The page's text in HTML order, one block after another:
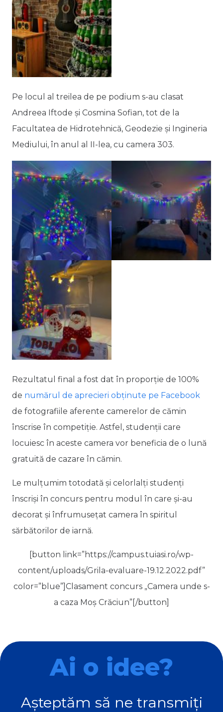
Pe locul al treilea de pe podium s-au clasat
Andreea Iftode și Cosmina Sofian, tot de la
Facultatea de Hidrotehnică, Geodezie și Ingineria
Mediului, în anul al II-lea, cu camera 303.
Rezultatul final a fost dat în proporție de 100%
de numărul de aprecieri obținute pe Facebook
de fotografiile aferente camerelor de cămin
înscrise în competiție. Astfel, studenții care
locuiesc în aceste camera vor beneficia de o lună
gratuită de cazare în cămin.
Le mulțumim totodată și celorlalți studenți
înscriși în concurs pentru modul în care și-au
decorat și înfrumusețat camera în spiritul
sărbătorilor de iarnă.
[button link=”https://campus.tuiasi.ro/wp-
content/uploads/Grila-evaluare-19.12.2022.pdf”
color=”blue”]Clasament concurs „Camera unde s-
a caza Moș Crăciun”[/button]
Ai o idee?
Așteptăm să ne transmiți